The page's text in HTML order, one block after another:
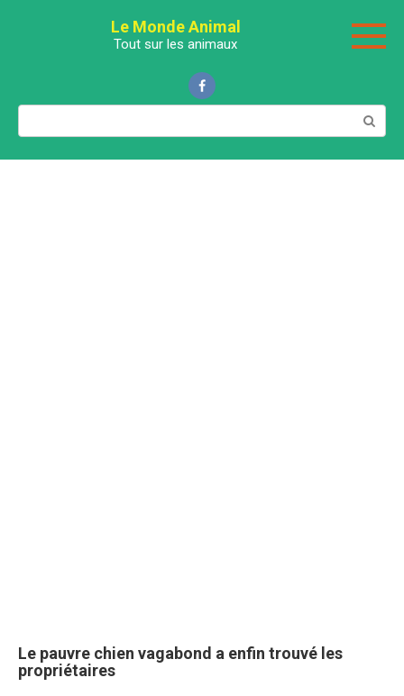
Le Monde Animal
Tout sur les animaux
Поиск:
Le pauvre chien vagabond a enfin trouvé les
propriétaires